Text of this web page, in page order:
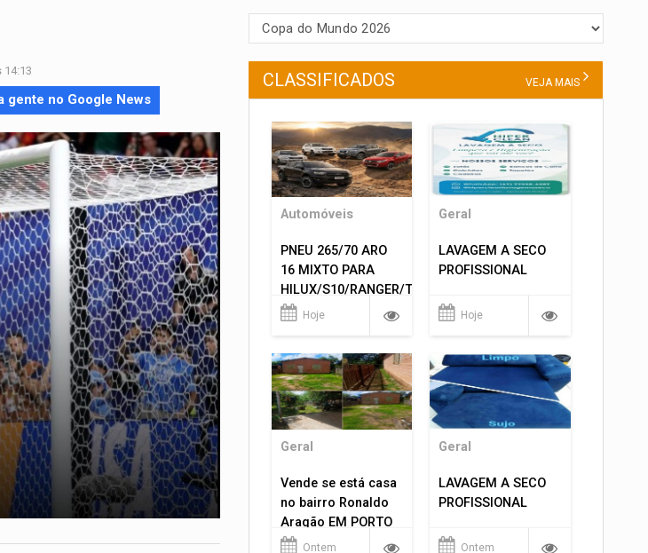
14:13
gente no Google News
CLASSIFICADOS VEJA MAIS
Automóveis
PNEU 265/70 ARO
16 MIXTO PARA
HILUX/S10/RANGER/TRITON
ETC... MONTAGEM
Hoje
Geral
LAVAGEM A SECO
PROFISSIONAL
Hoje
Geral
Vende se está casa
no bairro Ronaldo
Aragão EM PORTO
VELHO RO.
Ontem
Geral
LAVAGEM A SECO
PROFISSIONAL
Ontem